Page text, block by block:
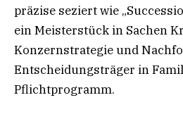
präzise seziert wie
ein Meisterstück in Sachen
Konzernstrategie und
Entscheidungsträger in
Pflichtprogramm.